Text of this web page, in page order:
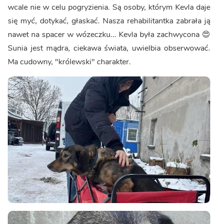
wcale nie w celu pogryzienia. Są osoby, którym Kevla daje
się myć, dotykać, głaskać. Nasza rehabilitantka zabrała ją
nawet na spacer w wózeczku... Kevla była zachwycona 😍
Sunia jest mądra, ciekawa świata, uwielbia obserwować.
Ma cudowny, "królewski" charakter.